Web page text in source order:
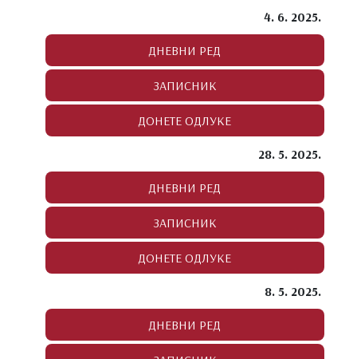
4. 6. 2025.
28. 5. 2025.
8. 5. 2025.